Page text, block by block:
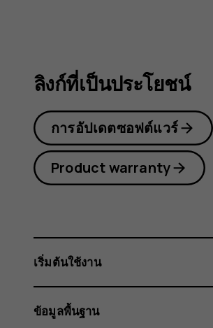
ลิงก์ที่เป็นประโยชน์
การอัปเดตซอฟต์แวร์
Product warranty
เริ่มต้นใช้งาน
ข้อมูลพื้นฐาน